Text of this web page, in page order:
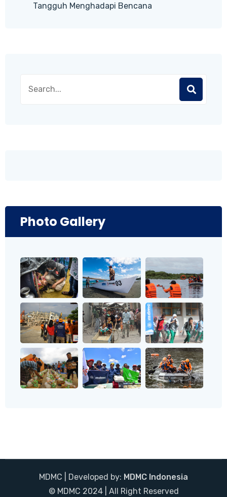
Tangguh Menghadapi Bencana
Photo Gallery
MDMC | Developed by: MDMC Indonesia
© MDMC 2024 | All Right Reserved